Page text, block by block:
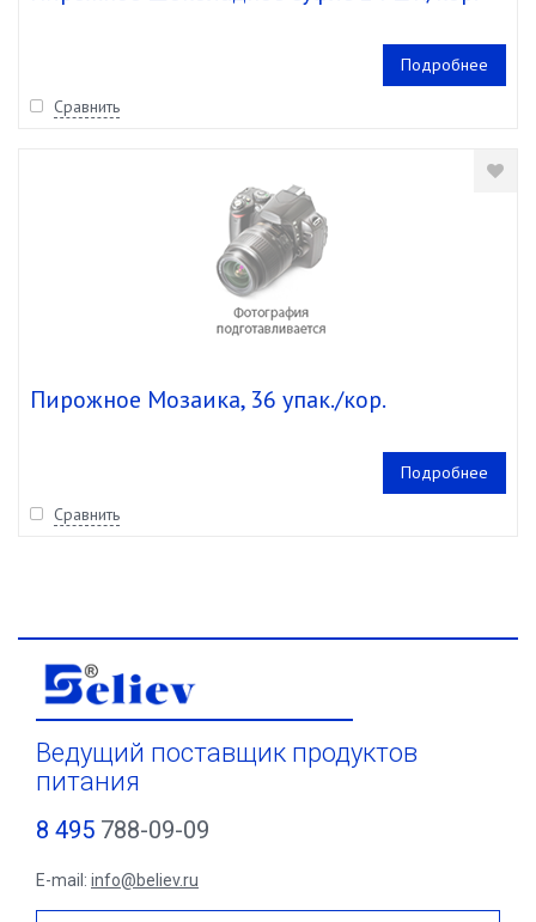
Подробнее
Сравнить
Пирожное Мозаика, 36 упак./кор.
Подробнее
Сравнить
Ведущий поставщик продуктов
питания
8 495 788-09-09
E-mail: info@believ.ru